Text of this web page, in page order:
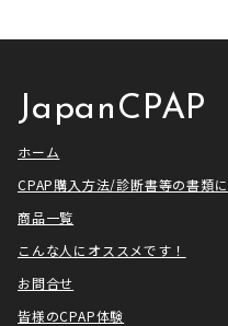
ク様は長い歴史があり、私も大
JapanCPAP
ホーム
CPAP購入方法/診断書等の書類
商品一覧
こんな人にオススメです！
お問合せ
皆様のCPAP体験